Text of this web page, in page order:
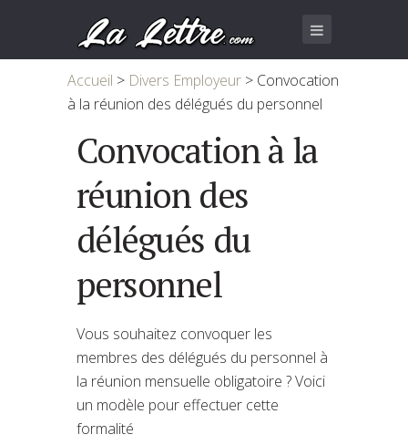
Accueil > Divers Employeur > Convocation
à la réunion des délégués du personnel
Convocation à la
réunion des
délégués du
personnel
Vous souhaitez convoquer les
membres des délégués du personnel à
la réunion mensuelle obligatoire ? Voici
un modèle pour effectuer cette
formalité